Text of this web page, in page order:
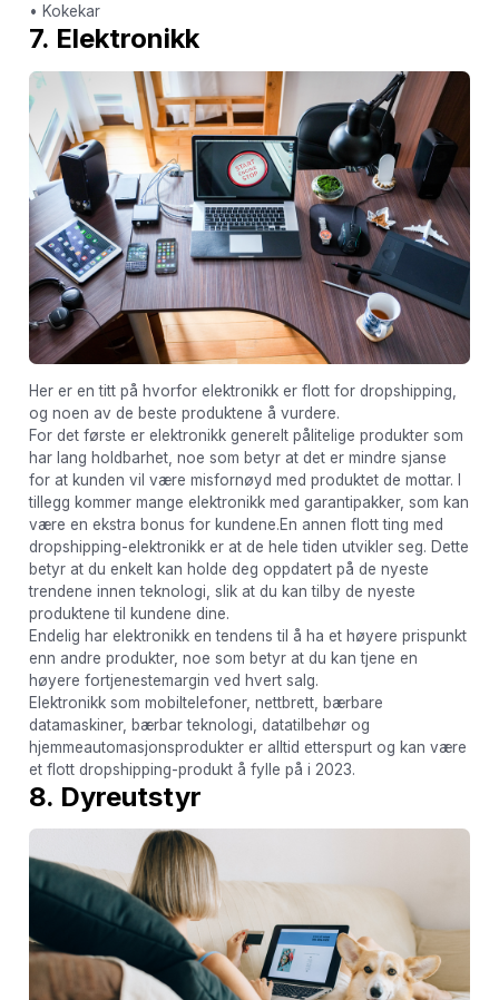
• Kokekar
7. Elektronikk
Her er en titt på hvorfor elektronikk er flott for dropshipping,
og noen av de beste produktene å vurdere.
For det første er elektronikk generelt pålitelige produkter som
har lang holdbarhet, noe som betyr at det er mindre sjanse
for at kunden vil være misfornøyd med produktet de mottar. I
tillegg kommer mange elektronikk med garantipakker, som kan
være en ekstra bonus for kundene.En annen flott ting med
dropshipping-elektronikk er at de hele tiden utvikler seg. Dette
betyr at du enkelt kan holde deg oppdatert på de nyeste
trendene innen teknologi, slik at du kan tilby de nyeste
produktene til kundene dine.
Endelig har elektronikk en tendens til å ha et høyere prispunkt
enn andre produkter, noe som betyr at du kan tjene en
høyere fortjenestemargin ved hvert salg.
Elektronikk som mobiltelefoner, nettbrett, bærbare
datamaskiner, bærbar teknologi, datatilbehør og
hjemmeautomasjonsprodukter er alltid etterspurt og kan være
et flott dropshipping-produkt å fylle på i 2023.
8. Dyreutstyr